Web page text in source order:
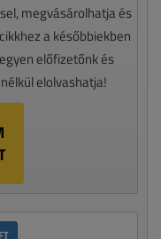
megvásárolhatja és
a későbbiekben
előfizetőnk és
elolvashatja!